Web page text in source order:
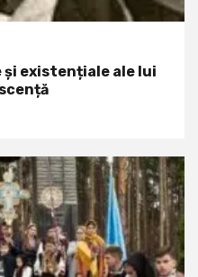
existențiale ale lui